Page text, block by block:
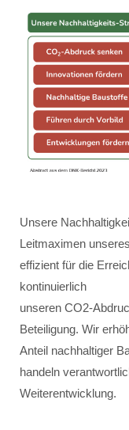
Unsere
Leitmaximen
effizient für die
kontinuierlich
unseren CO2-
Beteiligung. Wir
Anteil nachhaltiger
handeln
Weiterentwicklung.